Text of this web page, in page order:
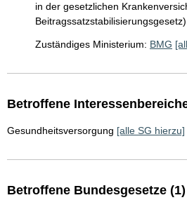
in der gesetzlichen
Beitragssatzstabilisierungsgesetz)
Zuständiges Ministerium: BMG
Betroffene
Gesundheitsversorgung [alle SG hierzu]
Betroffene Bundesgesetze (1)